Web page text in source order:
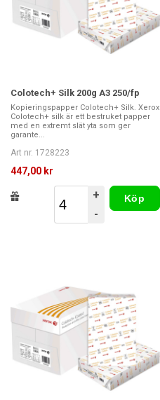
Colotech+ Silk 200g A3 250/fp
Kopieringspapper Colotech+ Silk. Xerox
Colotech+ silk är ett bestruket papper
med en extremt slät yta som ger
garante...
Art nr. 1728223
447,00 kr
+
-
Köp